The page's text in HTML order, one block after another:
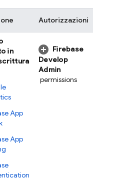
Autorizzazioni
in
App
App
Firebase
Develop
Admin
permissions